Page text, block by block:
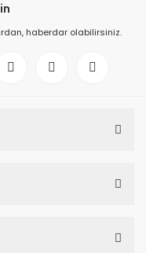
haberdar olabilirsiniz.